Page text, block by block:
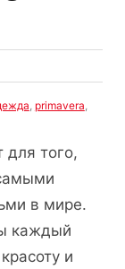
, primavera,
для того,
в мире.
каждый
и